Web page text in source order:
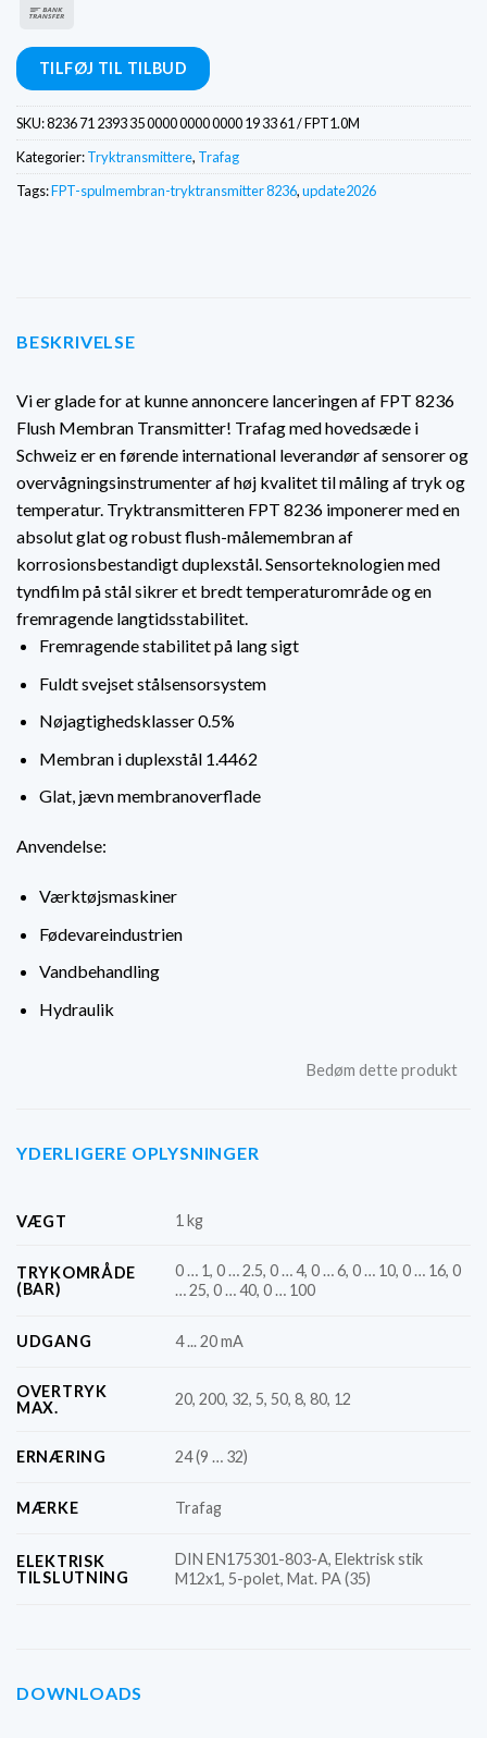
TILFØJ TIL TILBUD
SKU:8236 71 2393 35 0000 0000 0000 19 33 61 / FPT1.0M
Kategorier:Tryktransmittere, Trafag
Tags:FPT-spulmembran-tryktransmitter 8236,update2026
BESKRIVELSE
Vi er glade for at kunne annoncere lanceringen af FPT 8236
Flush Membran Transmitter! Trafag med hovedsæde i
Schweiz er en førende international leverandør af sensorer og
overvågningsinstrumenter af høj kvalitet til måling af tryk og
temperatur. Tryktransmitteren FPT 8236 imponerer med en
absolut glat og robust flush-målemembran af
korrosionsbestandigt duplexstål. Sensorteknologien med
tyndfilm på stål sikrer et bredt temperaturområde og en
fremragende langtidsstabilitet.
Fremragende stabilitet på lang sigt
Fuldt svejset stålsensorsystem
Nøjagtighedsklasser 0.5%
Membran i duplexstål 1.4462
Glat, jævn membranoverflade
Anvendelse:
Værktøjsmaskiner
Fødevareindustrien
Vandbehandling
Hydraulik
Bedøm dette produkt
YDERLIGERE OPLYSNINGER
VÆGT 1 kg
TRYKOMRÅDE
(BAR)
0 … 1, 0 … 2.5, 0 … 4, 0 … 6, 0 … 10, 0 … 16, 0
… 25, 0 … 40, 0 … 100
UDGANG 4 ... 20 mA
OVERTRYK
MAX.
20, 200, 32, 5, 50, 8, 80, 12
ERNÆRING 24 (9 … 32)
MÆRKE Trafag
ELEKTRISK
TILSLUTNING
DIN EN175301-803-A, Elektrisk stik
M12x1, 5-polet, Mat. PA (35)
DOWNLOADS